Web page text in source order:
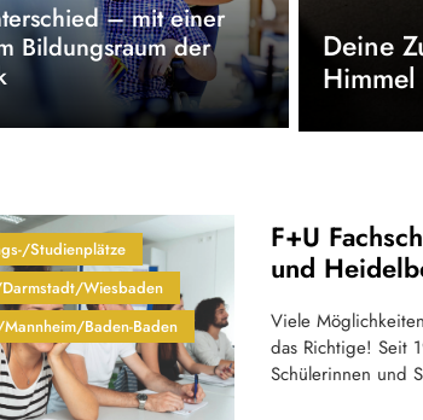
– mit einer
Bildungsraum der
Deine
Himmel
Studienplätze
Wiesbaden
Baden-Baden
F+U
und
Viele
das Richtige! Seit
Schülerinnen und